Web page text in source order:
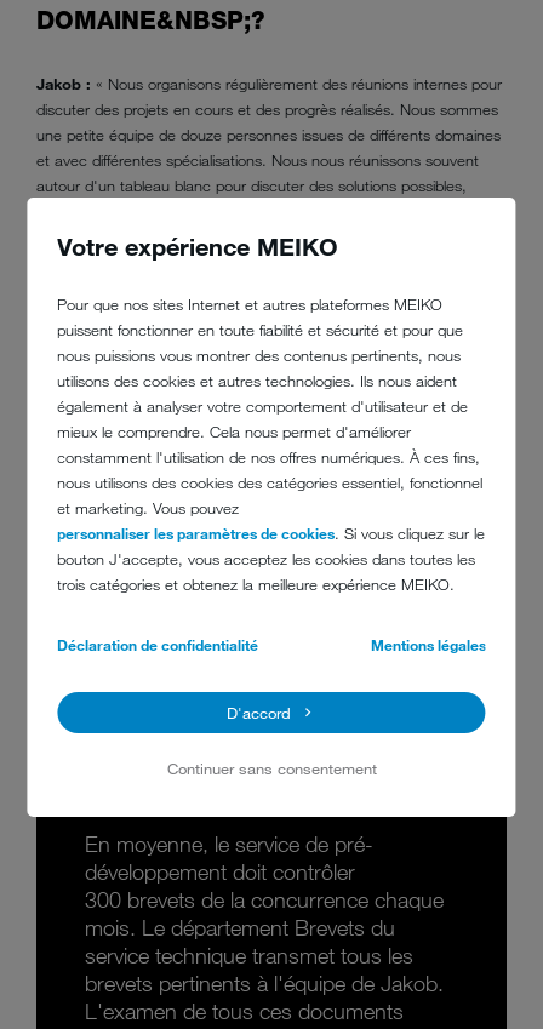
Votre expérience MEIKO
Pour que nos sites Internet et autres plateformes MEIKO
puissent fonctionner en toute fiabilité et sécurité et pour que
nous puissions vous montrer des contenus pertinents, nous
utilisons des cookies et autres technologies. Ils nous aident
également à analyser votre comportement d'utilisateur et de
mieux le comprendre. Cela nous permet d'améliorer
constamment l'utilisation de nos offres numériques. À ces fins,
nous utilisons des cookies des catégories essentiel, fonctionnel
et marketing. Vous pouvez
personnaliser les paramètres de cookies. Si vous cliquez sur le
bouton J'accepte, vous acceptez les cookies dans toutes les
trois catégories et obtenez la meilleure expérience MEIKO.
Déclaration de confidentialité Mentions légales
D'accord
Continuer sans consentement
DOMAINE&NBSP;?
Jakob : « Nous organisons régulièrement des réunions internes pour
discuter des projets en cours et des progrès réalisés. Nous sommes
une petite équipe de douze personnes issues de différents domaines
et avec différentes spécialisations. Nous nous réunissons souvent
autour d'un tableau blanc pour discuter des solutions possibles,
de vives discussions mais l'ambiance reste constructive. »
Y A-T-IL UN PROJET QUE TU
N'OUBLIERAS JAMAIS&NBSP;?
Jakob :« Il y a eu ce projet pour lequel différents modules
d'automatisation devaient être combinés pour permettre une
automatisation complète. Nous avons passé des semaines à
programmer et tester les différents composants. Séparément, les
modules fonctionnaient parfaitement mais ensemble, ça ne marchait
pas. Un matin, avec l'équipe, nous avons décidé de tout reprendre à
zéro. Nous avons alors trouvé un nouveau processus qui nous a
permis de résoudre le problème beaucoup plus vite. »
DES BREVETS À N'EN PLUS
FINIR&NBSP;...
En moyenne, le service de pré-
développement doit contrôler
300 brevets de la concurrence chaque
mois. Le département Brevets du
service technique transmet tous les
brevets pertinents à l'équipe de Jakob.
L'examen de tous ces documents